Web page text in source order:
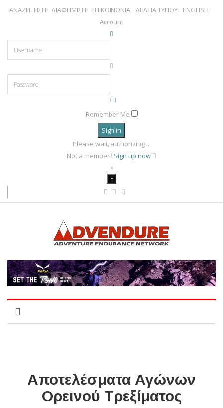
ΑΝΑΖΗΤΗΣΗ ΔΙΑΦΗΜΙΣΗ ΕΠΙΚΟΙΝΩΝΙΑ ΔΕΛΤΙΑ ΤΥΠΟΥ
ENGLISH
Account
Remember Me
Sign in
Please wait, authorizing ...
Not a member? Sign up now
×
Αποτελέσματα Αγώνων
Ορεινού Τρεξίματος